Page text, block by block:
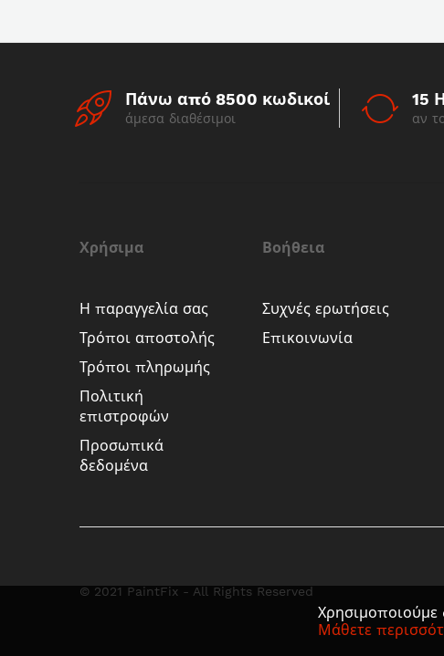
Χρησιμοποιούμε
Μάθετε
Πάνω από 8500 κωδικοί
άμεσα διαθέσιμοι
15
αν
Χρήσιμα
Η παραγγελία σας
Τρόποι αποστολής
Τρόποι πληρωμής
Πολιτική
επιστροφών
Προσωπικά
δεδομένα
Βοήθεια
Συχνές ερωτήσεις
Επικοινωνία
© 2021 PaintFix - All Rights Reserved